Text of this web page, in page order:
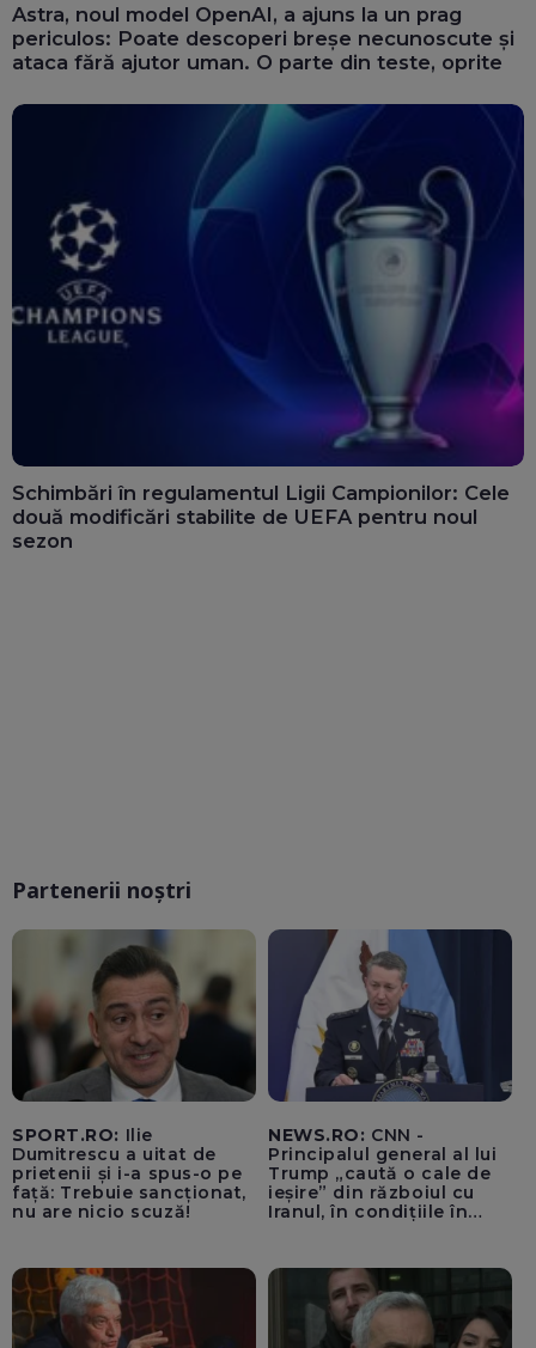
Astra, noul model OpenAI, a ajuns la un prag
periculos: Poate descoperi breșe necunoscute și
ataca fără ajutor uman. O parte din teste, oprite
Schimbări în regulamentul Ligii Campionilor: Cele
două modificări stabilite de UEFA pentru noul
sezon
Partenerii noștri
SPORT.RO: Ilie
Dumitrescu a uitat de
prietenii și i-a spus-o pe
față: Trebuie sancționat,
nu are nicio scuză!
NEWS.RO: CNN -
Principalul general al lui
Trump „caută o cale de
ieșire” din războiul cu
Iranul, în condițiile în